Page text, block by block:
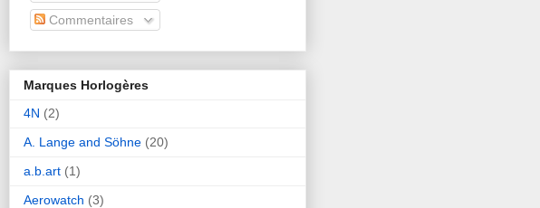
Commentaires
Marques Horlogères
4N (2)
A. Lange and Söhne (20)
a.b.art (1)
Aerowatch (3)